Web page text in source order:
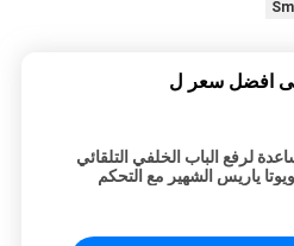
افضل سعر ل
لرفع الباب الخلفي التلقائي
ياريس الشهير مع التحكم